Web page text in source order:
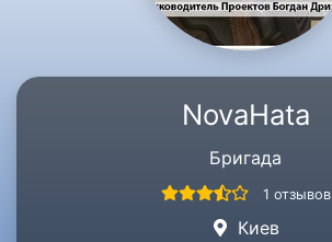
NovaHata
Бригада
1 отзывов
Киев